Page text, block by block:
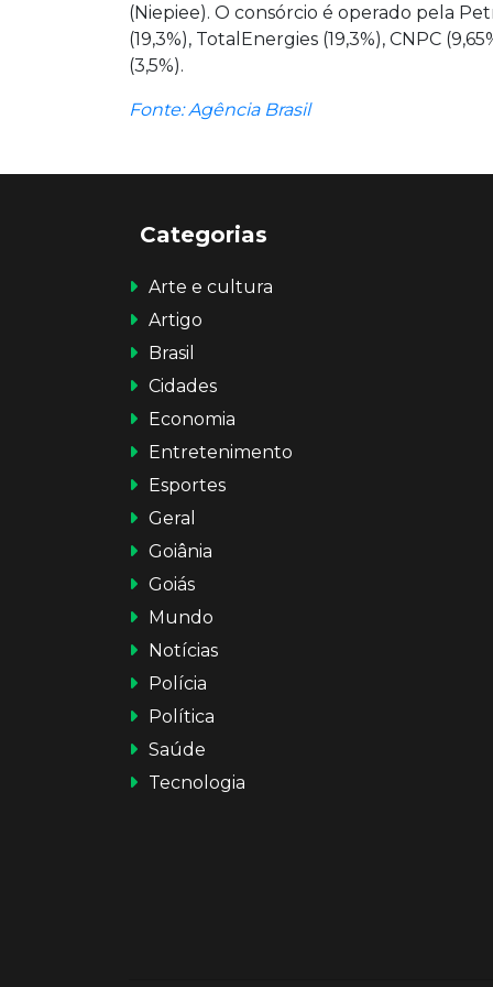
(Niepiee). O consórcio é operado pela
(19,3%), TotalEnergies (19,3%), CNPC
(3,5%).
Fonte: Agência Brasil
Categorias
Arte e cultura
Artigo
Brasil
Cidades
Economia
Entretenimento
Esportes
Geral
Goiânia
Goiás
Mundo
Notícias
Polícia
Política
Saúde
Tecnologia